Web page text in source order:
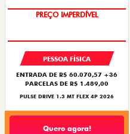
PREÇO IMPERDÍVEL
PESSOA FÍSICA
ENTRADA DE R$ 60.070,57 +36
PARCELAS DE R$ 1.489,00
PULSE DRIVE 1.3 MT FLEX 4P 2026
Quero agora!